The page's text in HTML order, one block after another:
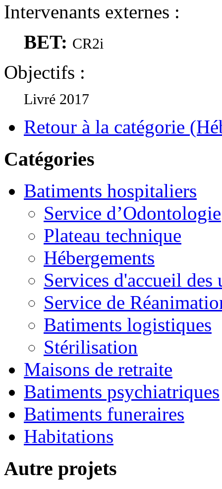
Intervenants externes :
BET: CR2i
Objectifs :
Livré 2017
Retour à la catégorie
Catégories
Batiments hospitaliers
Service d’Odontologie
Plateau technique
Hébergements
Services d'accueil des
Service de
Batiments logistiques
Stérilisation
Maisons de retraite
Batiments psychiatriques
Batiments funeraires
Habitations
Autre projets